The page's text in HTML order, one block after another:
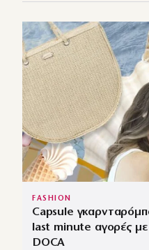
FASHION
Capsule
last minute αγορές
DOCA